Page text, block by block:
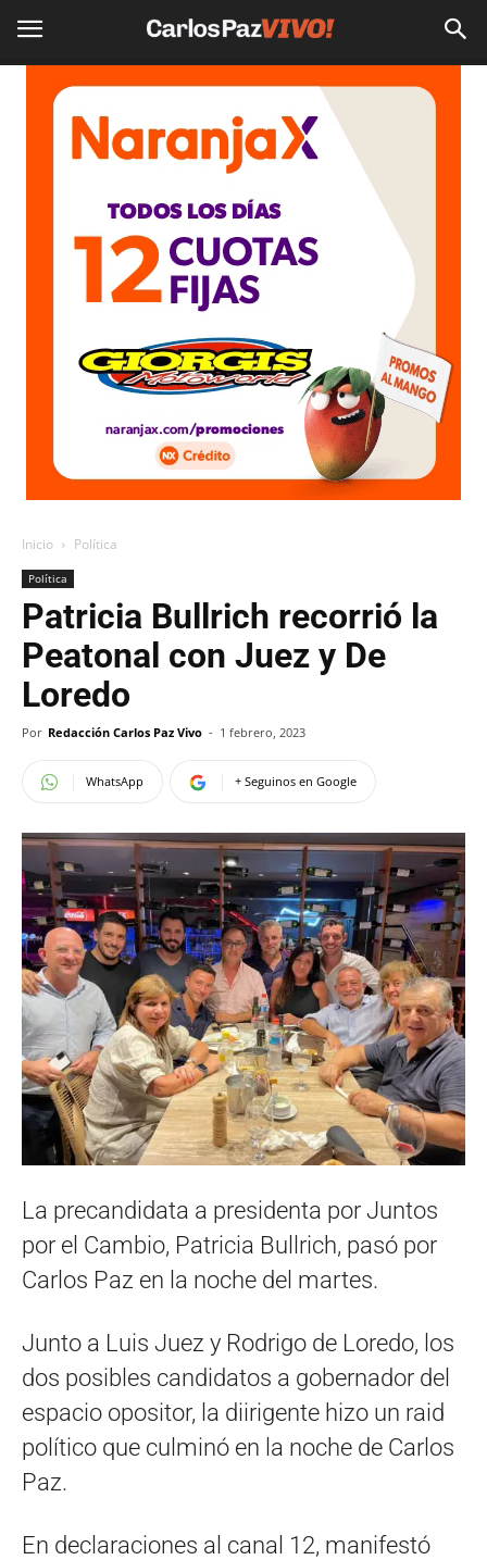
Inicio Política
Política
Patricia Bullrich recorrió la
Peatonal con Juez y De
Loredo
Por Redacción Carlos Paz Vivo - 1 febrero, 2023
WhatsApp + Seguinos en Google
La precandidata a presidenta por Juntos
por el Cambio, Patricia Bullrich, pasó por
Carlos Paz en la noche del martes.
Junto a Luis Juez y Rodrigo de Loredo, los
dos posibles candidatos a gobernador del
espacio opositor, la diirigente hizo un raid
político que culminó en la noche de Carlos
Paz.
En declaraciones al canal 12, manifestó